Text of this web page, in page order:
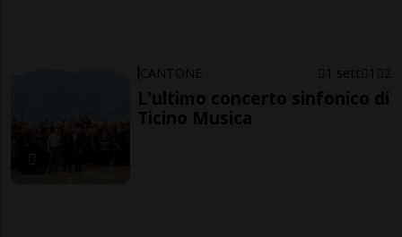
CANTONE 1 sett 1 2
L'ultimo concerto sinfonico di
Ticino Musica